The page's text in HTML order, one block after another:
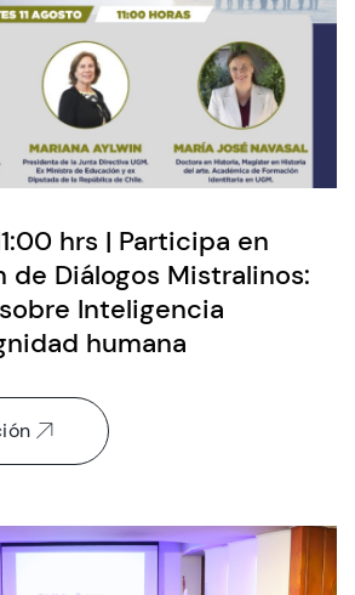
hrs | Participa en
de Diálogos Mistralinos:
Inteligencia
humana